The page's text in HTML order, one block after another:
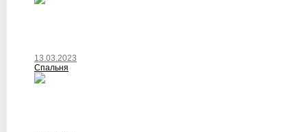
13.03.2023
Спальня